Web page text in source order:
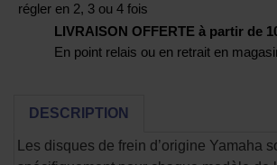
régler en 2, 3 ou 4 fois
LIVRAISON OFFERTE à partir de
En point relais ou en retrait en
DESCRIPTION
Les disques de frein d’origine Yamaha